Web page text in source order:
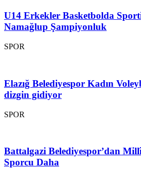
U14 Erkekler Basketbolda
Namağlup Şampiyonluk
SPOR
Elazığ Belediyespor Kadın
dizgin gidiyor
SPOR
Battalgazi Belediyespor’dan
Sporcu Daha